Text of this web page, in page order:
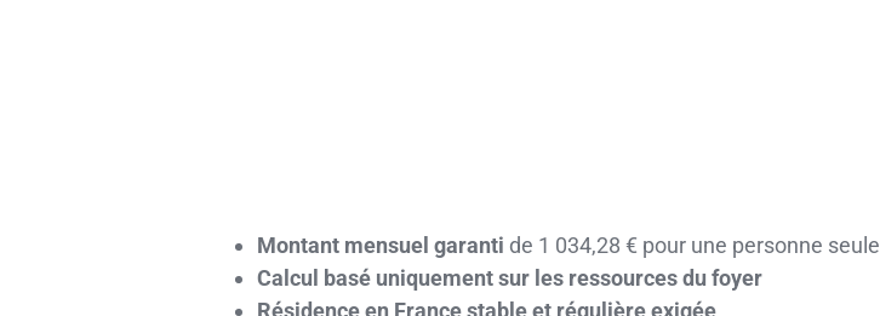
Montant mensuel garanti de 1 034,28 € pour une personne seule
Calcul basé uniquement sur les ressources du foyer
Résidence en France stable et régulière exigée